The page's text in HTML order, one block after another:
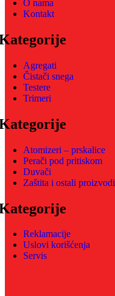
O nama
Kontakt
Agregati
Čistači snega
Testere
Trimeri
Atomizeri – prskalice
Perači pod pritiskom
Duvači
Zaštita i ostali proizvodi
Reklamacije
Uslovi korišćenja
Servis